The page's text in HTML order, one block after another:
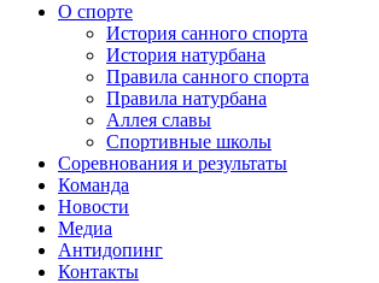
О спорте
История санного спорта
История натурбана
Правила санного спорта
Правила натурбана
Аллея славы
Спортивные школы
Соревнования и результаты
Команда
Новости
Медиа
Антидопинг
Контакты